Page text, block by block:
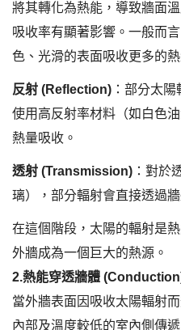
將其轉化為熱能，導致牆面
吸收率有顯著影響。一般而
色、光滑的表面吸收更多的熱
反射 (Reflection) ：部分太
使用高反射率材料（如白色
熱量吸收。
透射 (Transmission) ：對於
璃），部分輻射會直接透過
在這個階段，太陽的輻射是
外牆成為一個巨大的熱源。
2.熱能穿透牆體
當外牆表面因吸收太陽輻射
內部及溫度較低的室內側傳